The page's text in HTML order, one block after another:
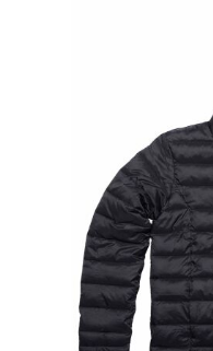
Verjaardagen
Voetbal, EK en WK
Voor de bouw
Zomergeschenken